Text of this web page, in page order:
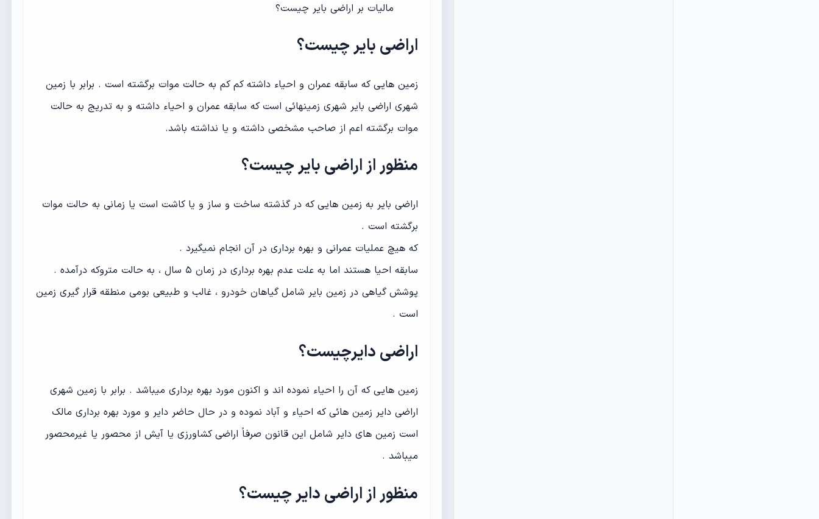
مالیات بر اراضی بایر چیست؟
اراضی بایر چیست؟
زمین هایی که سابقه عمران و احیاء داشته کم کم به حالت موات برگشته است . برابر با زمین
شهری اراضی بایر شهری زمینهائی است که سابقه عمران و احیاء داشته و به تدریج به حالت
موات برگشته اعم از صاحب مشخصی داشته و‌ یا نداشته باشد.
منظور از اراضی بایر چیست؟
اراضی بایر به زمین هایی که در گذشته ساخت و ساز و یا کاشت است یا زمانی به حالت موات
برگشته است .
که هیچ عملیات عمرانی و بهره برداری در آن انجام نمیگیرد .
سابقه احیا هستند اما به علت عدم بهره برداری در زمان ۵ سال ، به حالت متروکه درآمده .
پوشش گیاهی در زمین بایر شامل گیاهان خودرو ، غالب و طبیعی بومی منطقه قرار گیری زمین
است .
اراضی دایرچیست؟
زمین هایی که آن را احیاء نموده اند و اکنون مورد بهره برداری میباشد . برابر با زمین شهری
اراضی دایر زمین هائی که احیاء و آباد نموده‌ و در حال حاضر دایر و مورد بهره ‌برداری مالک
است زمین های دایر شامل این‌ قانون صرفاً اراضی کشاورزی یا آیش از محصور یا غیرمحصور
میباشد .
منظور از اراضی دایر چیست؟